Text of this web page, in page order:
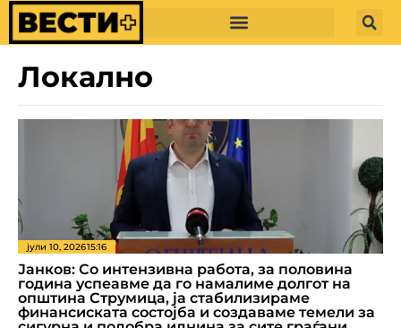
Локално
јули 10, 202615:16
Јанков: Со интензивна работа, за половина
година успеавме да го намалиме долгот на
општина Струмица, ја стабилизираме
финансиската состојба и создаваме темели за